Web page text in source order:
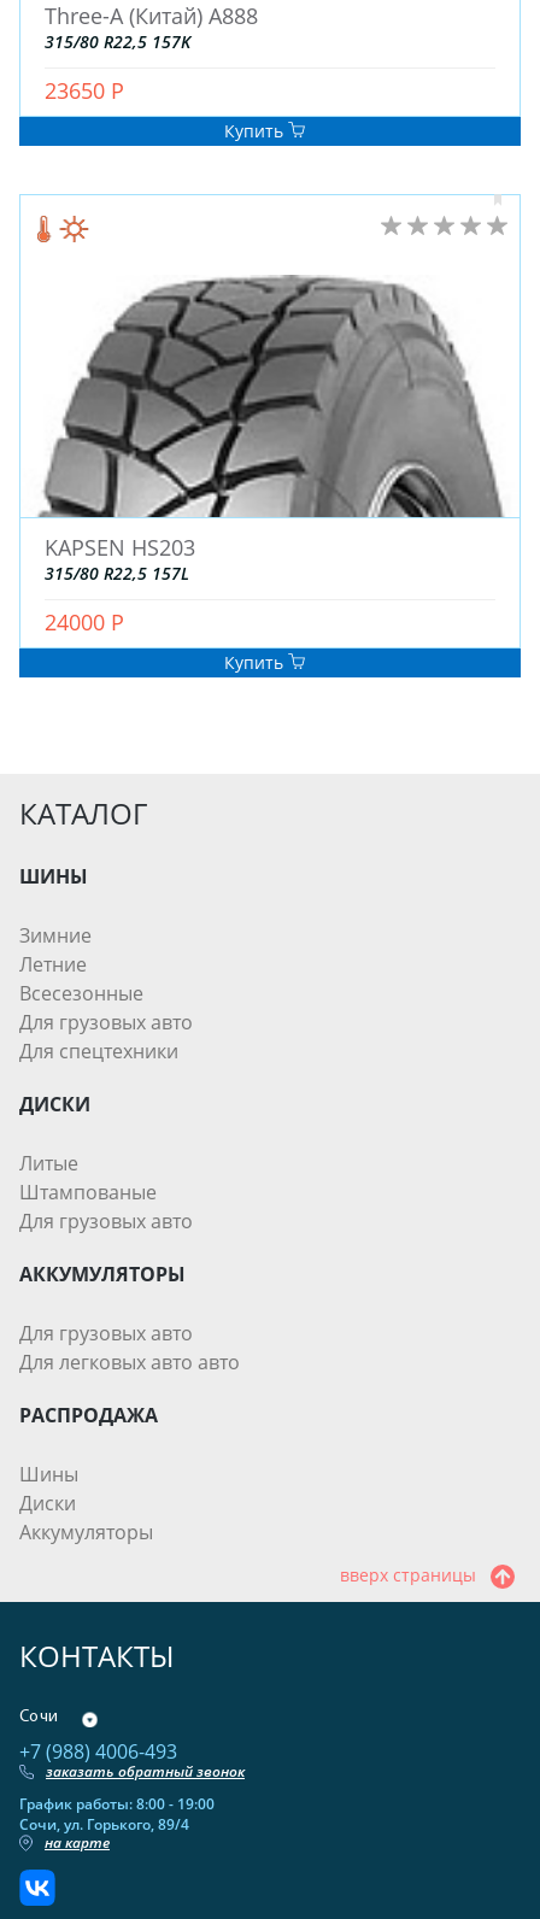
Three-A (Китай) A888
315/80 R22,5 157K
23650 Р
Купить
KAPSEN HS203
315/80 R22,5 157L
24000 Р
Купить
КАТАЛОГ
ШИНЫ
Зимние
Летние
Всесезонные
Для грузовых авто
Для спецтехники
ДИСКИ
Литые
Штампованые
Для грузовых авто
АККУМУЛЯТОРЫ
Для грузовых авто
Для легковых авто авто
РАСПРОДАЖА
Шины
Диски
Аккумуляторы
вверх страницы
КОНТАКТЫ
Сочи
+7 (988) 4006-493
заказать обратный звонок
График работы: 8:00 - 19:00
Сочи, ул. Горького, 89/4
на карте